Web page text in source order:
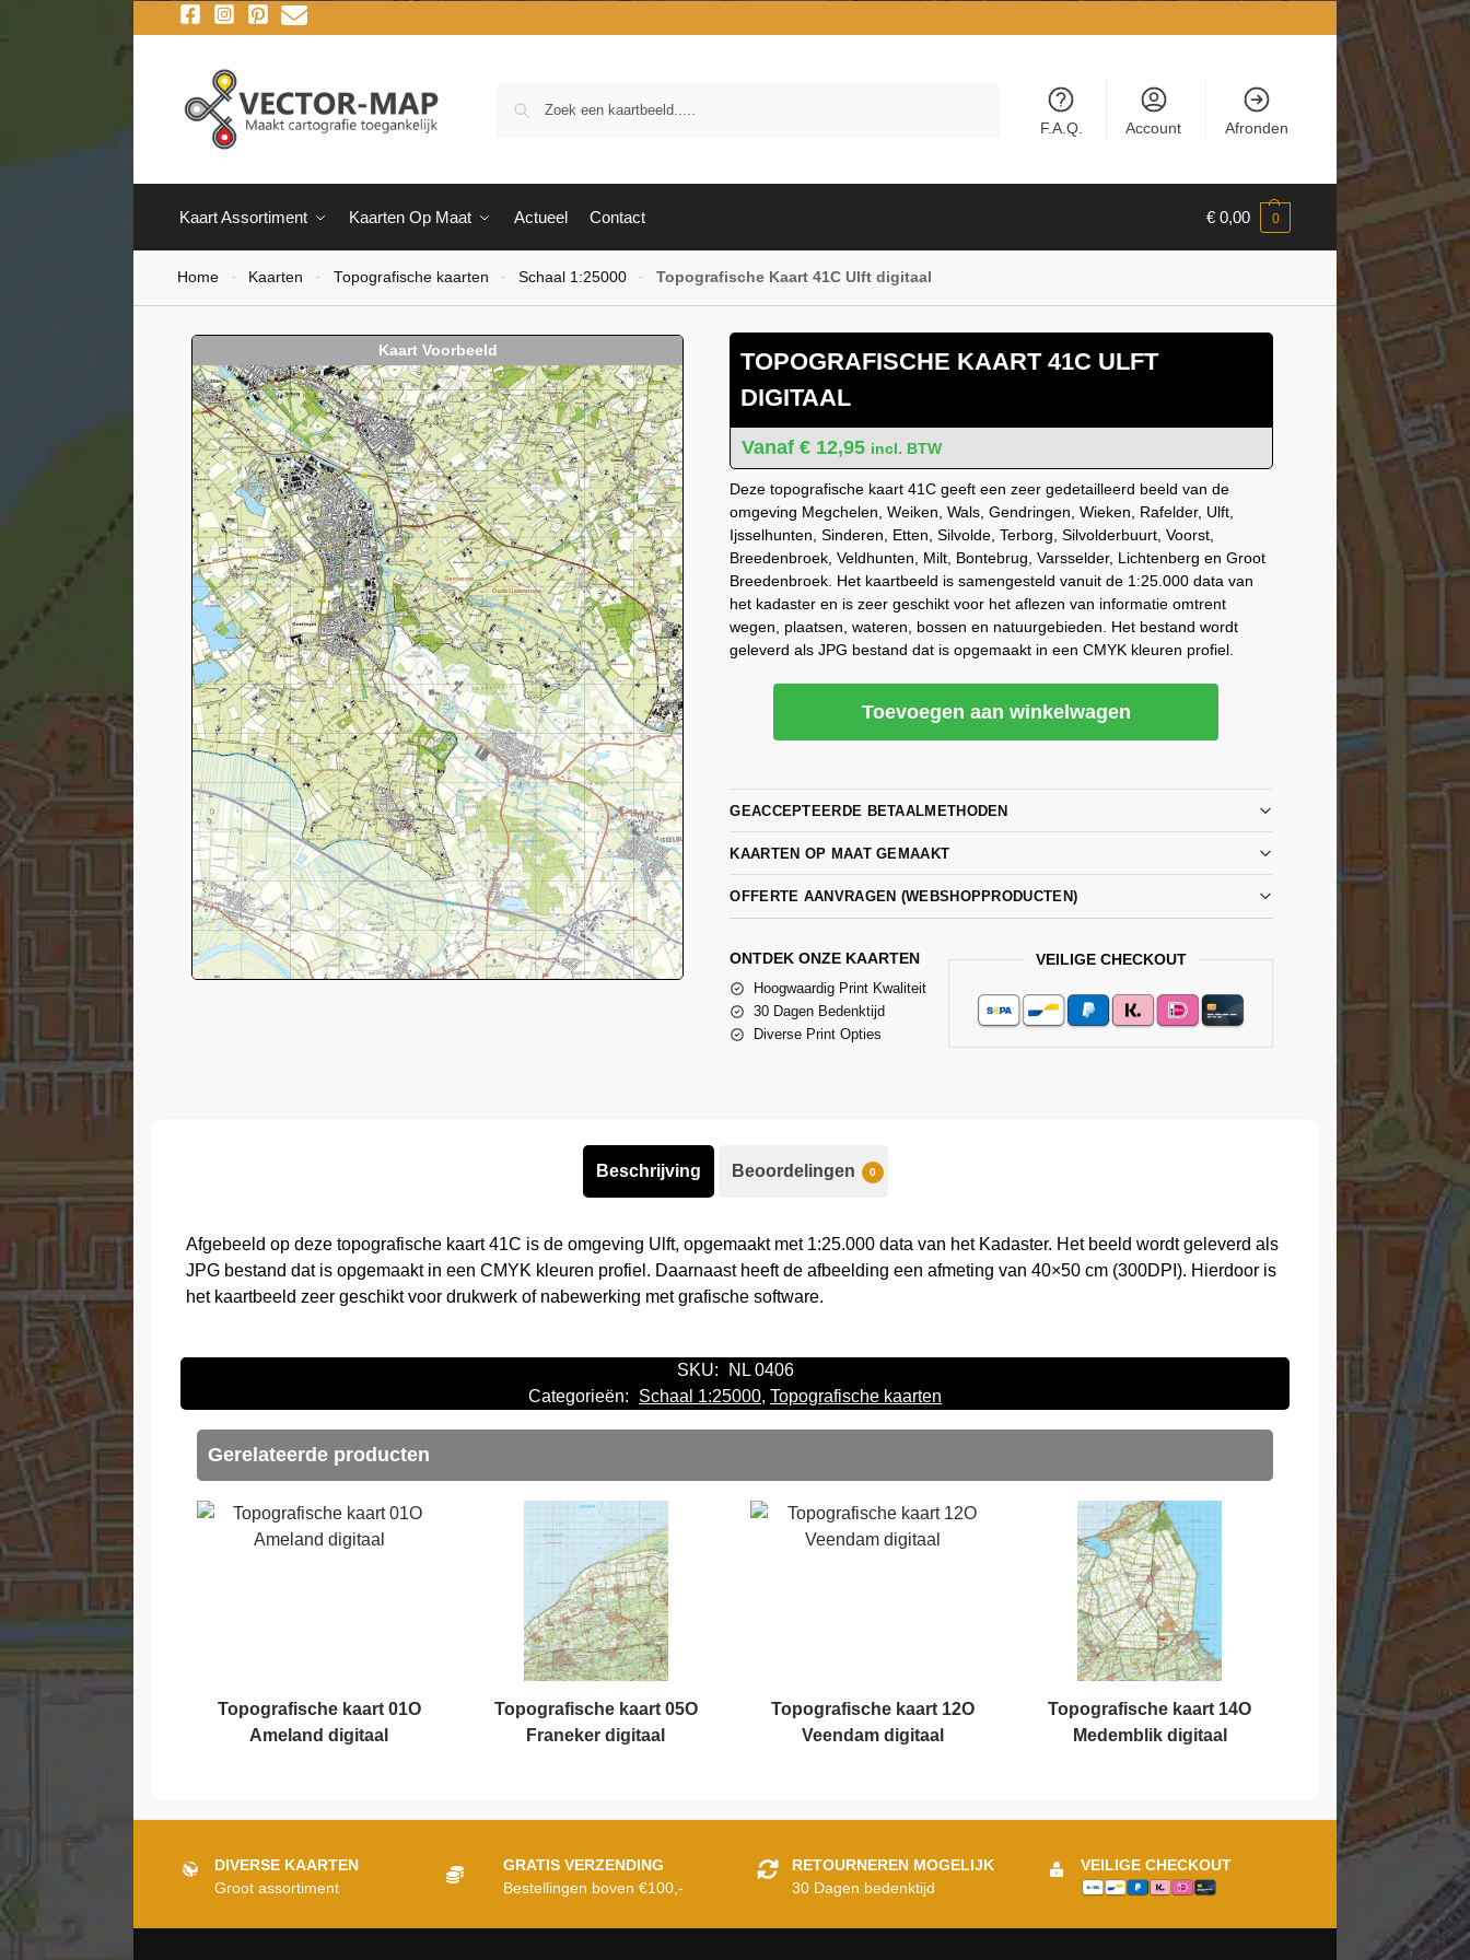
F.A.Q. Account Afronden
Kaart Assortiment Kaarten Op Maat Actueel Contact € 0,00 0
Home - Kaarten - Topografische kaarten - Schaal 1:25000 - Topografische Kaart 41C Ulft digitaal
TOPOGRAFISCHE KAART 41C ULFT
DIGITAAL
€ 12,95 incl. BTW
Deze topografische kaart 41C geeft een zeer gedetailleerd beeld van de
omgeving Megchelen, Weiken, Wals, Gendringen, Wieken, Rafelder, Ulft,
Ijsselhunten, Sinderen, Etten, Silvolde, Terborg, Silvolderbuurt, Voorst,
Breedenbroek, Veldhunten, Milt, Bontebrug, Varsselder, Lichtenberg en Groot
Breedenbroek. Het kaartbeeld is samengesteld vanuit de 1:25.000 data van
het kadaster en is zeer geschikt voor het aflezen van informatie omtrent
wegen, plaatsen, wateren, bossen en natuurgebieden. Het bestand wordt
geleverd als JPG bestand dat is opgemaakt in een CMYK kleuren profiel.
Toevoegen aan winkelwagen
GEACCEPTEERDE BETAALMETHODEN
KAARTEN OP MAAT GEMAAKT
OFFERTE AANVRAGEN (WEBSHOPPRODUCTEN)
ONTDEK ONZE KAARTEN
Hoogwaardig Print Kwaliteit
30 Dagen Bedenktijd
Diverse Print Opties
VEILIGE CHECKOUT
Beschrijving Beoordelingen 0
Afgebeeld op deze topografische kaart 41C is de omgeving Ulft, opgemaakt met 1:25.000 data van het Kadaster. Het beeld wordt geleverd als
JPG bestand dat is opgemaakt in een CMYK kleuren profiel. Daarnaast heeft de afbeelding een afmeting van 40×50 cm (300DPI). Hierdoor is
het kaartbeeld zeer geschikt voor drukwerk of nabewerking met grafische software.
SKU:
NL 0406
Categorieën:
Schaal 1:25000, Topografische kaarten
Gerelateerde producten
Topografische kaart 01O
Ameland digitaal
Topografische kaart 05O
Franeker digitaal
Topografische kaart 12O
Veendam digitaal
Topografische kaart 14O
Medemblik digitaal
DIVERSE KAARTEN
Groot assortiment
GRATIS VERZENDING
Bestellingen boven €100,-
RETOURNEREN MOGELIJK
30 Dagen bedenktijd
VEILIGE CHECKOUT